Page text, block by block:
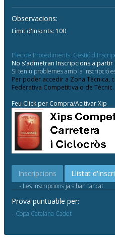
Observacions:
Límit d'Inscrits: 100
Plec de Procediments. Gestió
No s'admetran Inscripcions a
Si teniu problemes amb la inscripció
Per poder accedir a Zona Tècnica,
Federativa Competitiva o de Tècnic.
​Feu Click per Compra/Acitivar Xip
Inscripcions Llistat
- Les inscripcions ja s'han tancat.
Prova puntuable per:
Copa Catalana Cadet